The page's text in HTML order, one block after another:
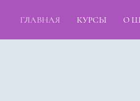
ГЛАВНАЯ КУРСЫ О